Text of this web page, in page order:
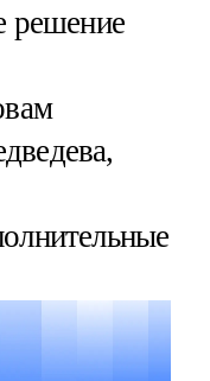
решение